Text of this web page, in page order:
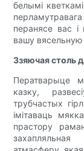
белымі
перанясе вас
вашу
Ззяючая столь
Ператварыце
казку,
трубчастых
імітаваць
прастору